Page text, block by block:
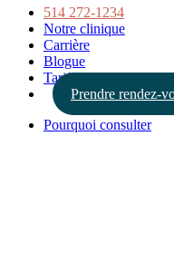
514 272-1234
Notre clinique
Carrière
Blogue
Tarifs
Prendre rendez-
Pourquoi consulter